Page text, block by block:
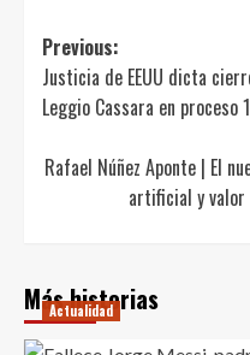
Post
navigation
Previous:
Justicia de EEUU dicta
Leggio Cassara en
Rafael Núñez Aponte | El
artificial y valor
Más historias
Actualidad